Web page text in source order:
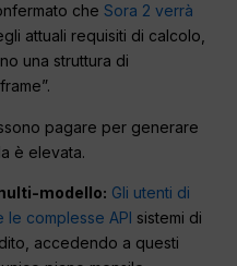
che Sora 2 verrà
attuali requisiti di calcolo,
una struttura di
pagare per generare
è elevata.
modello: Gli utenti di
le complesse API sistemi di
accedendo a questi